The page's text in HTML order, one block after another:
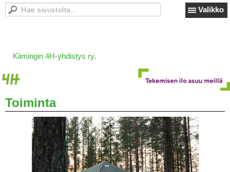
Valikko
Kiimingin 4H-yhdistys ry.
Toiminta